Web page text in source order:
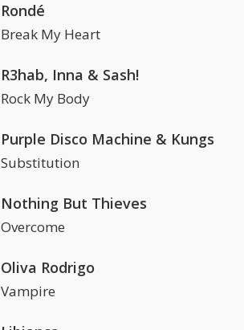
Rondé
Break My Heart
R3hab, Inna & Sash!
Rock My Body
Purple Disco Machine & Kungs
Substitution
Nothing But Thieves
Overcome
Oliva Rodrigo
Vampire